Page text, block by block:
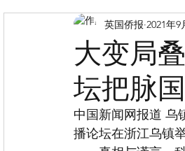
英国脱宅指南 Time out
寻找组织 Friends 华人
合作栏目 留学生
大变局
坛把脉
英国侨报 2021年9
中国新闻网报道 乌
播论坛在浙江乌镇